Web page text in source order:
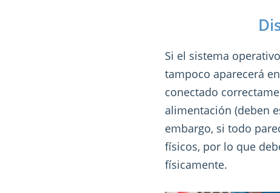
Si el sistema
tampoco aparecerá
conectado
alimentación (deben
embargo, si todo
físicos, por lo que
físicamente.